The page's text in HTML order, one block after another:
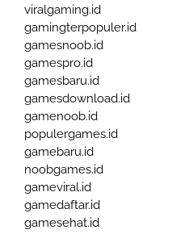
viralgaming.id
gamingterpopuler.id
gamesnoob.id
gamespro.id
gamesbaru.id
gamesdownload.id
gamenoob.id
populergames.id
gamebaru.id
noobgames.id
gameviral.id
gamedaftar.id
gamesehat.id